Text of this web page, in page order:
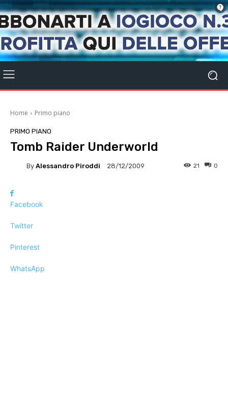
Home Primo piano
PRIMO PIANO
Tomb Raider Underworld
By Alessandro Piroddi 28/12/2009 0
21
Facebook
Twitter
Pinterest
WhatsApp